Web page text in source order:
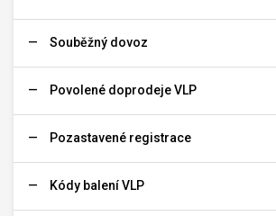
Souběžný dovoz
Povolené doprodeje VLP
Pozastavené registrace
Kódy balení VLP